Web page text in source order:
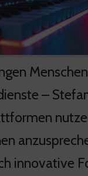
–
innovative